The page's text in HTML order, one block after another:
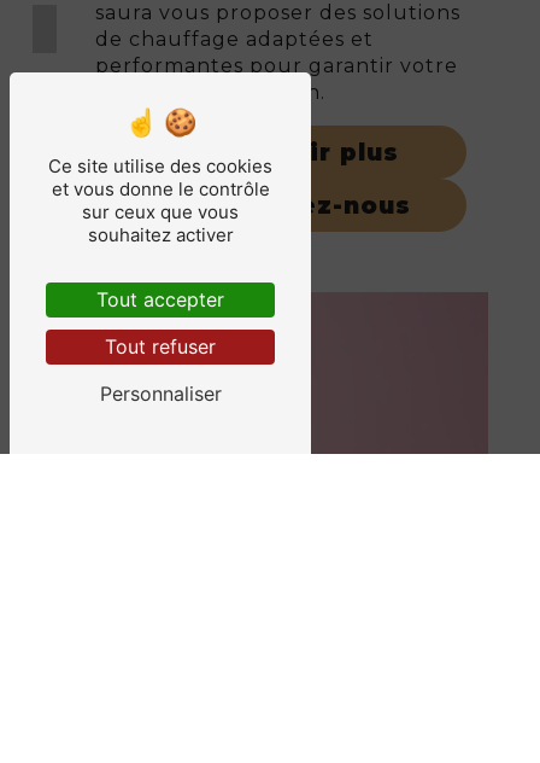
saura vous proposer des solutions
de chauffage adaptées et
performantes pour garantir votre
confort au quotidien.
En savoir plus
Contactez-nous
Ce site utilise des cookies
et vous donne le contrôle
sur ceux que vous
souhaitez activer
Tout accepter
Tout refuser
Personnaliser